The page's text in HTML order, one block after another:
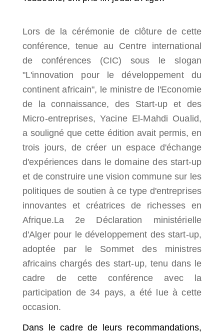
Lors de la cérémonie de clôture de cette
conférence, tenue au Centre international
de conférences (CIC) sous le slogan
"L'innovation pour le développement du
continent africain", le ministre de l'Economie
de la connaissance, des Start-up et des
Micro-entreprises, Yacine El-Mahdi Oualid,
a souligné que cette édition avait permis, en
trois jours, de créer un espace d'échange
d'expériences dans le domaine des start-up
et de construire une vision commune sur les
politiques de soutien à ce type d'entreprises
innovantes et créatrices de richesses en
Afrique.La 2e Déclaration ministérielle
d'Alger pour le développement des start-up,
adoptée par le Sommet des ministres
africains chargés des start-up, tenu dans le
cadre de cette conférence avec la
participation de 34 pays, a été lue à cette
occasion.
Dans le cadre de leurs recommandations,